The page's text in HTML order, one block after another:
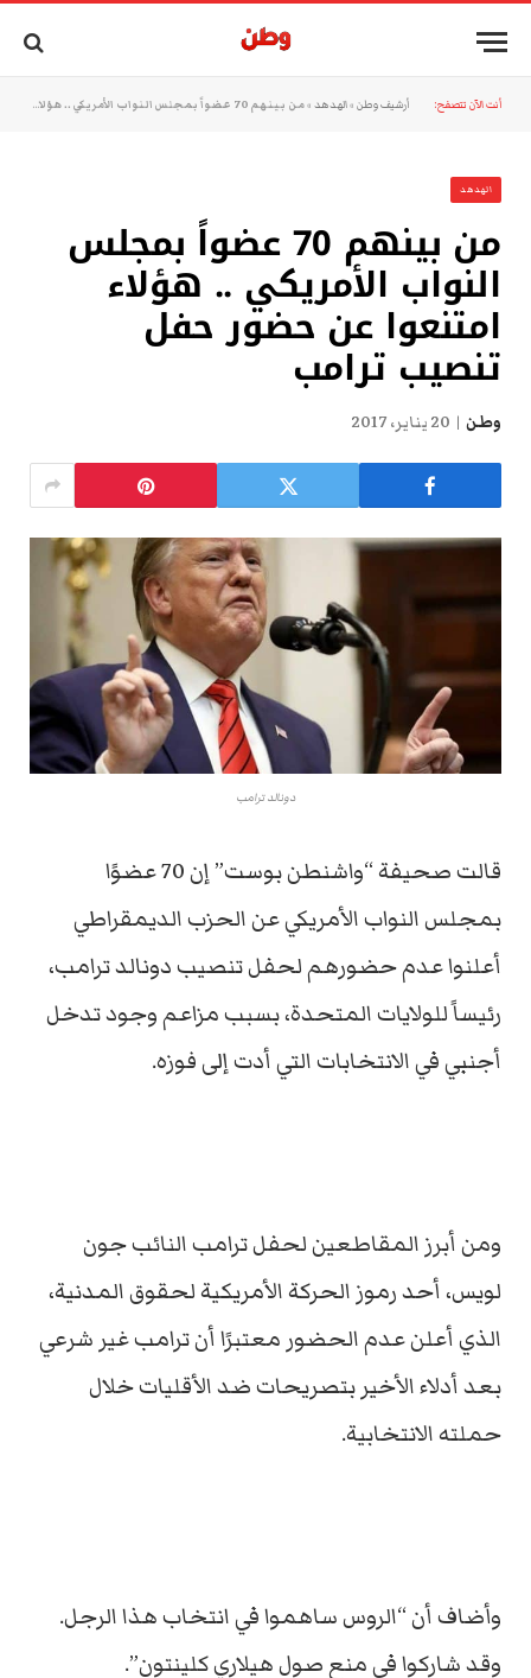
أنت الآن تتصفح: أرشيف وطن »الهدهد »من بينهم 70 عضواً بمجلس النواب الأمريكي .. هؤلاء امتنعوا عن حضور حفل تنصيب ترامب
الهدهد
من بينهم 70 عضواً بمجلس
النواب الأمريكي .. هؤلاء
امتنعوا عن حضور حفل
تنصيب ترامب
وطن 20 يناير، 2017
دونالد ترامب
قالت صحيفة “واشنطن بوست” إن 70 عضوًا
بمجلس النواب الأمريكي عن الحزب الديمقراطي
أعلنوا عدم حضورهم لحفل تنصيب دونالد ترامب،
رئيساً للولايات المتحدة، بسبب مزاعم وجود تدخل
أجنبي في الانتخابات التي أدت إلى فوزه.
ومن أبرز المقاطعين لحفل ترامب النائب جون
لويس، أحد رموز الحركة الأمريكية لحقوق المدنية،
الذي أعلن عدم الحضور معتبرًا أن ترامب غير شرعي
بعد أدلاء الأخير بتصريحات ضد الأقليات خلال
حملته الانتخابية.
وأضاف أن “الروس ساهموا في انتخاب هذا الرجل.
وقد شاركوا في منع صول هيلاري كلينتون”.